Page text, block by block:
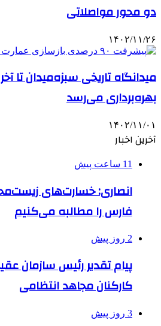
دو محور مواصلاتی
۱۴۰۲/۱۱/۲۶
میدانگاه تاریخی سبزه‌میدان تا
بهره‌برداری می‌رسد
۱۴۰۲/۱۱/۰۱
آخرین اخبار
11 ساعت پیش
انصاری: خسارت‌های
فارس را مطالبه‌ می‌کنیم
2 روز پیش
پیام تقدیر رئیس سازمان
کارکنان مجاهد انتظامی
3 روز پیش